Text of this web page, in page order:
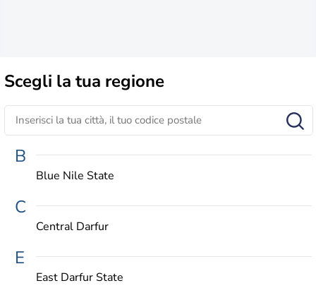
Scegli la tua regione
B
Blue Nile State
C
Central Darfur
E
East Darfur State